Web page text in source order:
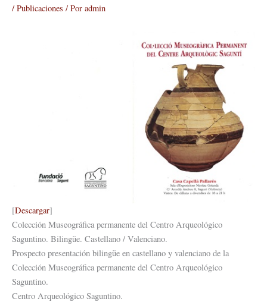
/ Publicaciones / Por admin
[Descargar]
Colección Museográfica permanente del Centro Arqueológico
Saguntino. Bilingüe. Castellano / Valenciano.
Prospecto presentación bilingüe en castellano y valenciano de la
Colección Museográfica permanente del Centro Arqueológico
Saguntino.
Centro Arqueológico Saguntino.